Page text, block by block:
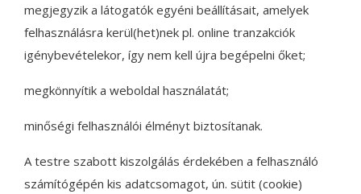
megjegyzik a látogatók egyéni beállításait, amelyek
felhasználásra kerül(het)nek pl. online tranzakciók
igénybevételekor, így nem kell újra begépelni őket;
megkönnyítik a weboldal használatát;
minőségi felhasználói élményt biztosítanak.
A testre szabott kiszolgálás érdekében a felhasználó
számítógépén kis adatcsomagot, ún. sütit (cookie)